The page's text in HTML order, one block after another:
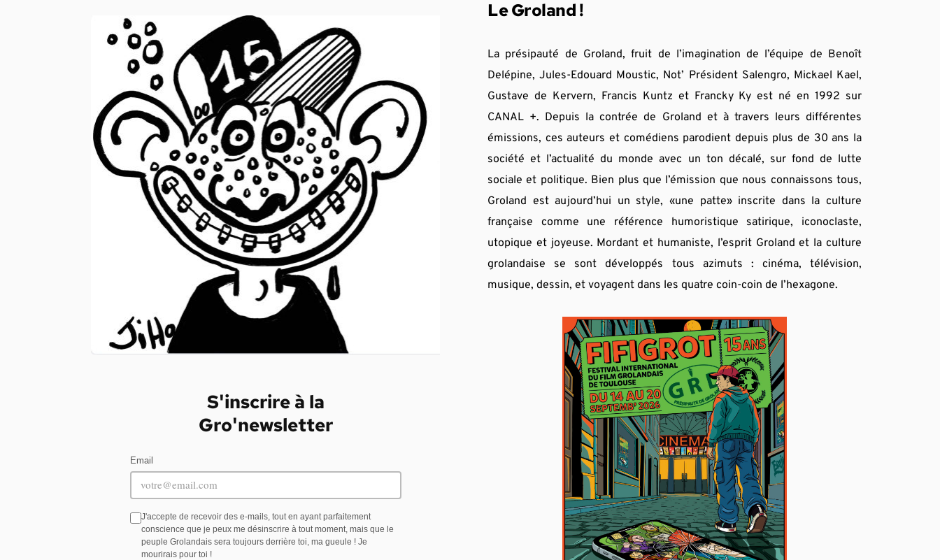
S'inscrire à la
Gro'newsletter
Email
J'accepte de recevoir des e-mails, tout en ayant parfaitement
conscience que je peux me désinscrire à tout moment, mais que le
peuple Grolandais sera toujours derrière toi, ma gueule ! Je
mourirais pour toi !
Le Groland !
La présipauté de Groland, fruit de l’imagination de l’équipe de Benoît
Delépine, Jules-Edouard Moustic, Not’ Président Salengro, Mickael Kael,
Gustave de Kervern, Francis Kuntz et Francky Ky est né en 1992 sur
CANAL +. Depuis la contrée de Groland et à travers leurs différentes
émissions, ces auteurs et comédiens parodient depuis plus de 30 ans la
société et l’actualité du monde avec un ton décalé, sur fond de lutte
sociale et politique. Bien plus que l’émission que nous connaissons tous,
Groland est aujourd’hui un style, «une patte» inscrite dans la culture
française comme une référence humoristique satirique, iconoclaste,
utopique et joyeuse. Mordant et humaniste, l’esprit Groland et la culture
grolandaise se sont développés tous azimuts : cinéma, télévision,
musique, dessin, et voyagent dans les quatre coin-coin de l’hexagone.